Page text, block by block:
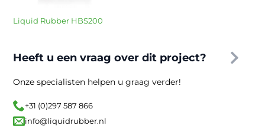
Liquid Rubber HBS200
Heeft u een vraag over dit project?
Onze specialisten helpen u graag verder!
+31 (0)297 587 866
info@liquidrubber.nl